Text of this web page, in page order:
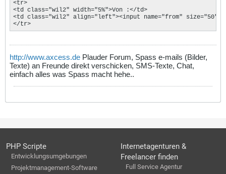
<tr>
<td class="wil2" width="5%">Von :</td>
<td class="wil2" align="left"><input name="from"
</tr>
http://www.axcess.de Plauder Forum, Spass e-mails (Bilder,
Texte) an Freunde direkt verschicken, SMS-Texte, Chat,
einfach alles was Spass macht hehe..
PHP Scripte
Entwicklungsumgebungen
Projektmanagement-Software
Internetagenturen &
Freelancer finden
Full Service Agentur